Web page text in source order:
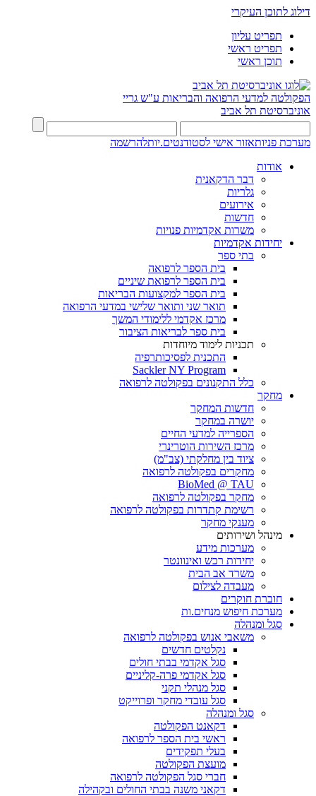
דילוג לתוכן העיקרי
תפריט עליון
תפריט ראשי
תוכן ראשי
הפקולטה למדעי הרפואה והבריאות ע"ש גריי
אוניברסיטת תל אביב
מערכת פניותאזור אישי לסטודנטים.יותלהרשמה
אודות
דבר הדקאנית
גלריות
אירועים
חדשות
משרות אקדמיות פנויות
יחידות אקדמיות
בתי ספר
בית הספר לרפואה
בית הספר לרפואת שיניים
בית הספר למקצועות הבריאות
תואר שני ותואר שלישי במדעי הרפואה
מרכז אקדמי ללימודי המשך
בית ספר לבריאות הציבור
תכניות לימוד מיוחדות
התכנית לפסיכותרפיה
Sackler NY Program
כלל התקנונים בפקולטה לרפואה
מחקר
חדשות המחקר
יושרה במחקר
הספרייה למדעי החיים
מרכז השירות הוטרינרי
ציוד בין מחלקתי (צב"מ)
מחקרים בפקולטה לרפואה
BioMed @ TAU
מחקר בפקולטה לרפואה
רשימת קתדרות בפקולטה לרפואה
מענקי מחקר
מינהל ושירותים
מערכות מידע
יחידות רכש ואינוונטר
משרד אב הבית
מעבדה לצילום
חוברת חוקרים
מערכת חיפוש מנחים.ות
סגל ומנהלה
משאבי אנוש בפקולטה לרפואה
נקלטים חדשים
סגל אקדמי בבתי חולים
סגל אקדמי פרה-קליניים
סגל מנהלי תקני
סגל עובדי מחקר ופרוייקט
סגל ומנהלה
דקאנט הפקולטה
ראשי בית הספר לרפואה
בעלי תפקידים
מועצת הפקולטה
חברי סגל הפקולטה לרפואה
דקאני משנה בבתי החולים ובקהילה